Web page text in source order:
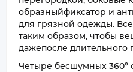
образныйфиксатор и
для грязной одежды.
таким образом, чтобы
дажепосле длительного
Четыре бесшумных 360°